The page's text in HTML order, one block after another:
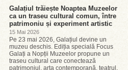
Galațiul trăiește Noaptea Muzeelor
ca un traseu cultural comun, între
patrimoniu și experiment artistic
15 Mai 2026
Pe 23 mai 2026, Galațiul devine un
muzeu deschis. Ediția specială Focus
Galați a Nopții Muzeelor propune un
traseu cultural care conectează
patrimoniul, arta contemporană, teatrul,